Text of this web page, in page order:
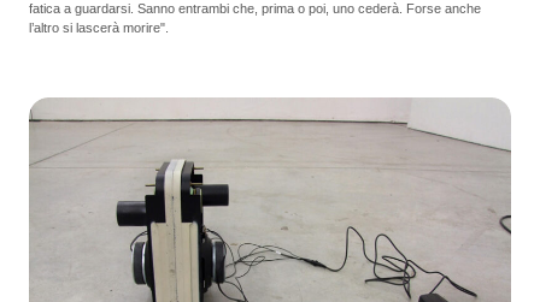
fatica a guardarsi. Sanno entrambi che, prima o poi, uno cederà. Forse anche
l’altro si lascerà morire".